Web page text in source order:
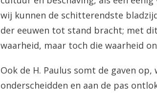
wij kunnen de schitterendste
der eeuwen tot stand bracht; met
waarheid, maar toch die waarheid
Ook de H. Paulus somt de gaven
onderscheidden en aan de pas